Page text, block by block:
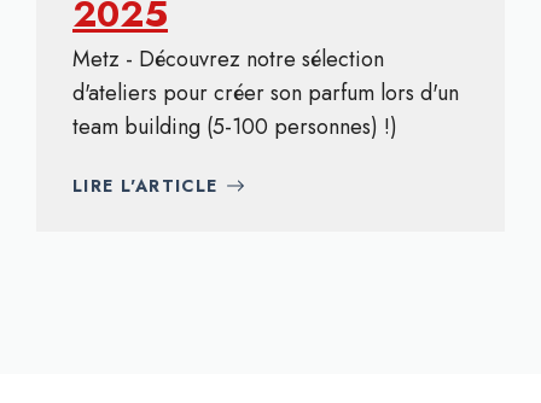
2025
Metz - Découvrez notre sélection
d'ateliers pour créer son parfum lors d'un
team building (5-100 personnes) !)
LIRE L'ARTICLE